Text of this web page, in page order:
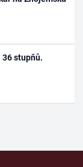
36 stupňů.